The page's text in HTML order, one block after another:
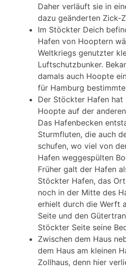
Daher verläuft sie in
dazu geänderten Zick-
Im Stöckter Deich
Hafen von Hooptern
Weltkriegs genutzter
Luftschutzbunker.
damals auch Hoopte
für Hamburg
Der Stöckter Hafen hat
Hoopte auf der
Das Hafenbecken
Sturmfluten, die auch
schufen, wo viel von
Hafen weggespülten
Früher galt der Hafen
Stöckter Hafen, das
noch in der Mitte des
erhielt durch die Werft
Seite und den
Stöckter Seite seine
Zwischen dem Haus
dem Haus am kleinen
Zollhaus, denn hier